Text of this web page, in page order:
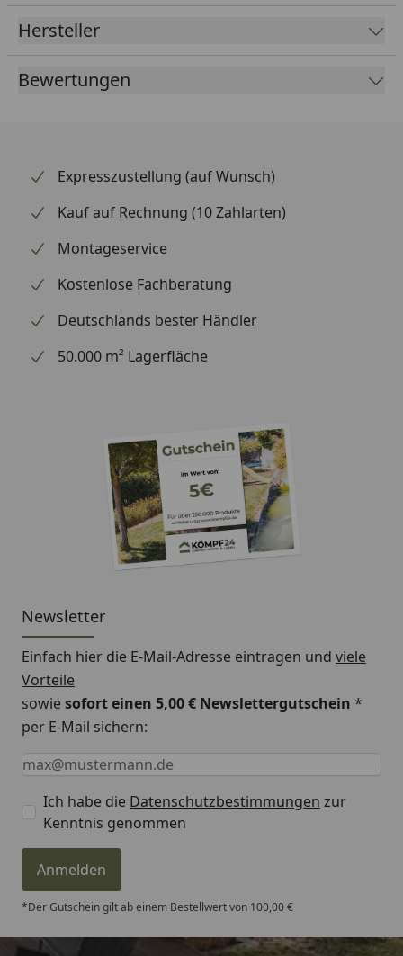
schneller Lieferung. Die Montage gelingt mit etwas
handwerklichem Geschick und passendem Werkzeug
problemlos. Achte beim Antrieb stets darauf,
Hersteller
Bewertungen
Expresszustellung (auf Wunsch)
Kauf auf Rechnung (10 Zahlarten)
Montageservice
Kostenlose Fachberatung
Deutschlands bester Händler
50.000 m² Lagerfläche
Newsletter
Einfach hier die E-Mail-Adresse eintragen und viele
Vorteile
sowiesofort einen 5,00 € Newslettergutschein *
per E-Mail sichern:
Keine Eingabe erforderlich
Eingabe erforderlich
E-Mail *
Ich habe die Datenschutzbestimmungen zur
Kenntnis genommen
Anmelden
*Der Gutschein gilt ab einem Bestellwert von 100,00 €